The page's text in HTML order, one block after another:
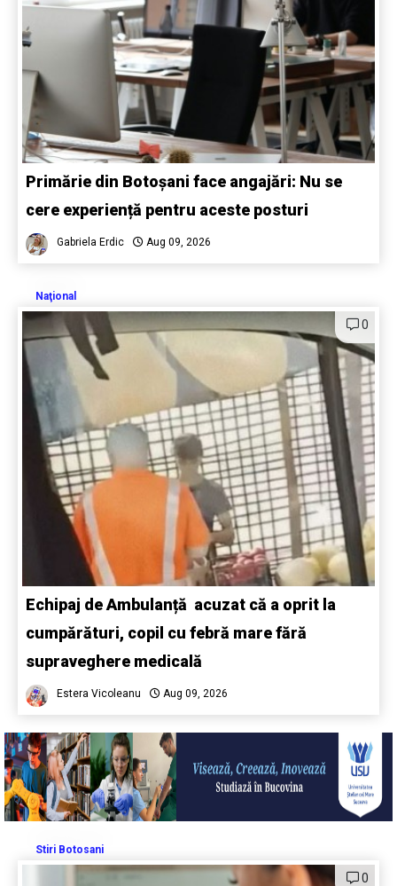
Primărie din Botoșani face angajări: Nu se
cere experiență pentru aceste posturi
Gabriela Erdic Aug 09, 2026
Naţional
0
Echipaj de Ambulanță acuzat că a oprit la
cumpărături, copil cu febră mare fără
supraveghere medicală
Estera Vicoleanu Aug 09, 2026
Stiri Botosani
0